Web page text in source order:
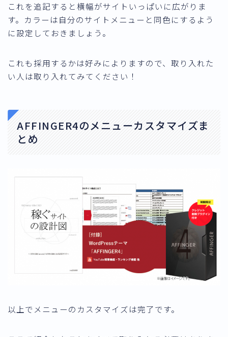
これを追記すると横幅がサイトいっぱいに広がりま
す。カラーは自分のサイトメニューと同色にするよう
に設定しておきましょう。
これも採用するかは好みによりますので、取り入れた
い人は取り入れてみてください！
AFFINGER4のメニューカスタマイズま
とめ
以上でメニューのカスタマイズは完了です。